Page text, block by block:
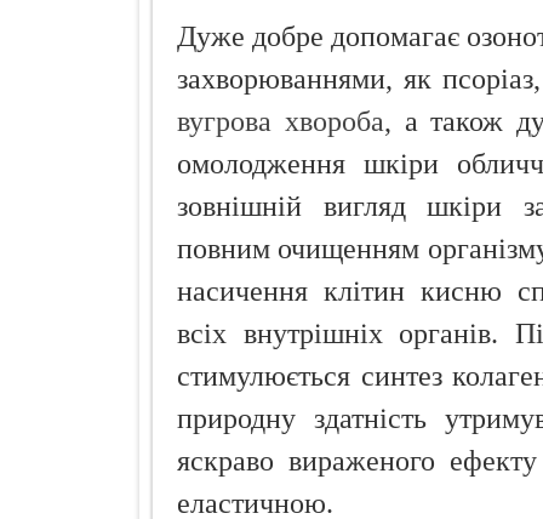
Дуже добре допомагає
захворюваннями, як
вугрова хвороба, а також
омолодження шкіри
зовнішній вигляд шкіри
повним очищенням
насичення клітин кисню
всіх внутрішніх органів.
стимулюється синтез
природну здатність
яскраво вираженого
еластичною.